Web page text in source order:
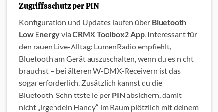
Zugriffsschutz per PIN
Konfiguration und Updates laufen über Bluetooth
Low Energyvia CRMX Toolbox2 App . Interessant für
den rauen Live-Alltag: LumenRadio empfiehlt,
Bluetooth am Gerät auszuschalten, wenn du es nicht
brauchst – bei älteren W-DMX-Receivern ist das
sogar erforderlich. Zusätzlich kannst du die
Bluetooth-Schnittstelle per PIN absichern, damit
nicht „irgendein Handy“ im Raum plötzlich mit deinem